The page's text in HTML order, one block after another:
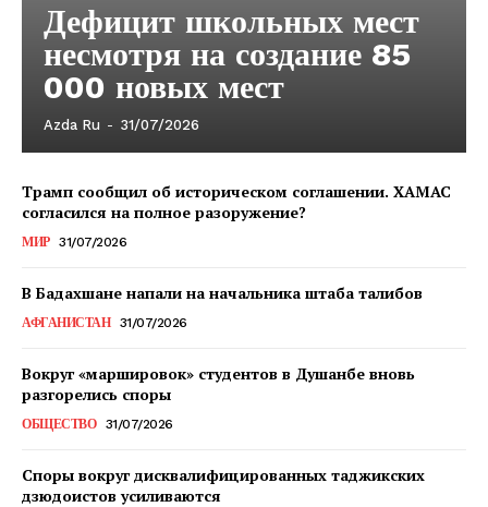
Дефицит школьных мест
несмотря на создание 85
000 новых мест
Azda Ru - 31/07/2026
Трамп сообщил об историческом соглашении. ХАМАС
согласился на полное разоружение?
МИР 31/07/2026
В Бадахшане напали на начальника штаба талибов
АФГАНИСТАН 31/07/2026
Вокруг «маршировок» студентов в Душанбе вновь
разгорелись споры
ОБЩЕСТВО 31/07/2026
Споры вокруг дисквалифицированных таджикских
дзюдоистов усиливаются